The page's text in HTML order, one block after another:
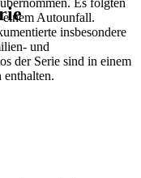
Es folgten
einem Autounfall.
insbesondere
und
der Serie sind in einem
enthalten.